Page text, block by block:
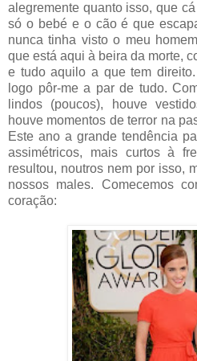
alegremente quanto isso, que
só o bebé e o cão é que
nunca tinha visto o meu
que está aqui à beira da morte,
e tudo aquilo a que tem
logo pôr-me a par de tudo.
lindos (poucos), houve
houve momentos de terror na
Este ano a grande tendência
assimétricos, mais curtos à
resultou, noutros nem por isso,
nossos males. Comecemos
coração: